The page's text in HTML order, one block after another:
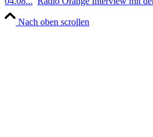
Nach oben scrollen